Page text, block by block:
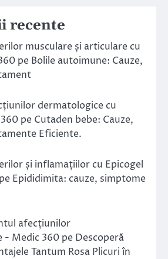
recente
musculare și articulare cu
pe Bolile autoimune: Cauze,
dermatologice cu
pe Cutaden bebe: Cauze,
Eficiente.
și inflamațiilor cu Epicogel
pe Epididimita: cauze, simptome
afecțiunilor
- Medic 360 pe Descoperă
Tantum Rosa Plicuri în